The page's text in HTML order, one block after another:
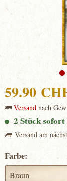
59.90
Versandnach
2 Stück
Versand am
Farbe: